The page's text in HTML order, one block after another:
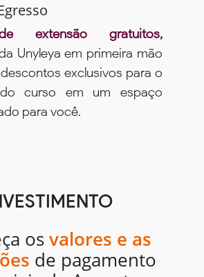
extensão gratuitos,
Unyleya em primeira mão
exclusivos para o
curso em um espaço
para você.
os valores e as
de pagamento